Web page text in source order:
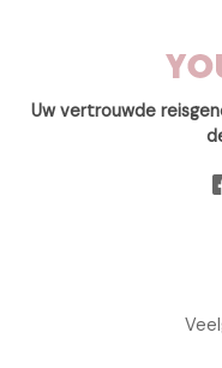
Uw vertrouwde